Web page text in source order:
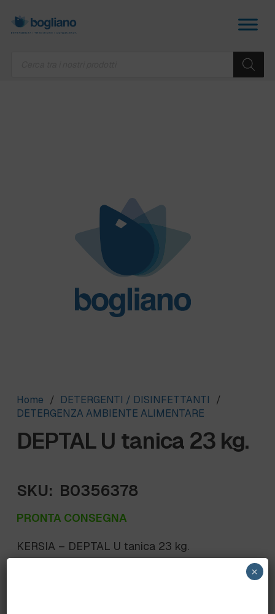
Home / DETERGENTI / DISINFETTANTI
/
DETERGENZA AMBIENTE ALIMENTARE
DEPTAL U tanica 23 kg.
SKU: B0356378
PRONTA CONSEGNA
KERSIA – DEPTAL U tanica 23 kg.
×